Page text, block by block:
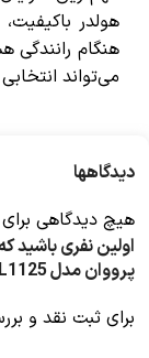
هولدر
هنگام رانندگی
می‌تواند
دیدگاهها
هیچ دیدگاهی
اولین نفری باشید
پرووان مدل ProOne PHL1125”
برای ثبت نقد و